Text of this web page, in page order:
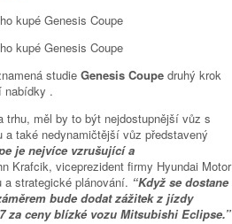
studie Genesis Coupe druhý krok
nabídky .
trhu, měl by to být nejdostupnější vůz s
také nedynamičtější vůz představený
je nejvíce vzrušující a
Krafcik, viceprezident firmy Hyundai Motor
strategické plánování. “Když se dostane
bude dodat zážitek z jízdy
za ceny blízké vozu Mitsubishi Eclipse.”